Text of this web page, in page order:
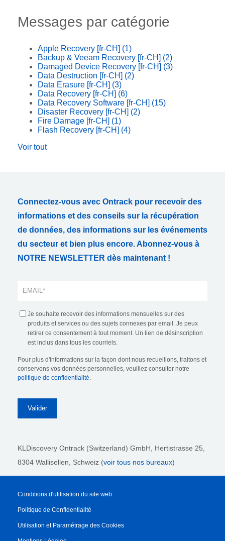
Messages par catégorie
Apple Recovery [fr-CH] (1)
Backup & Veeam Recovery [fr-CH] (2)
Damaged Device Recovery [fr-CH] (3)
Data Destruction [fr-CH] (2)
Data Erasure [fr-CH] (3)
Data Recovery [fr-CH] (6)
Data Recovery Software [fr-CH] (15)
Disaster Recovery [fr-CH] (2)
Fire Damage [fr-CH] (1)
Flash Recovery [fr-CH] (4)
Voir tout
Connectez-vous avec Ontrack pour recevoir des
informations et des conseils sur la récupération
de données, des informations sur les événements
du secteur et bien plus encore. Abonnez-vous à
NOTRE NEWSLETTER dès maintenant !
Je souhaite recevoir des informations mensuelles sur des
produits et services ou des sujets connexes par email. Je peux
retirer ce consentement à tout moment. Un lien de désinscription
est inclus dans tous les courriels.
Pour plus d'informations sur la façon dont nous recueillons, traitons et
conservons vos données personnelles, veuillez consulter notre
politique de confidentialité
KLDiscovery Ontrack (Switzerland) GmbH, Hertistrasse 25,
8304 Wallisellen, Schweiz (voir tous nos bureaux)
Conditions d'utilisation du site web
Politique de Confidentialité
Utilisation et Paramétrage des Cookies